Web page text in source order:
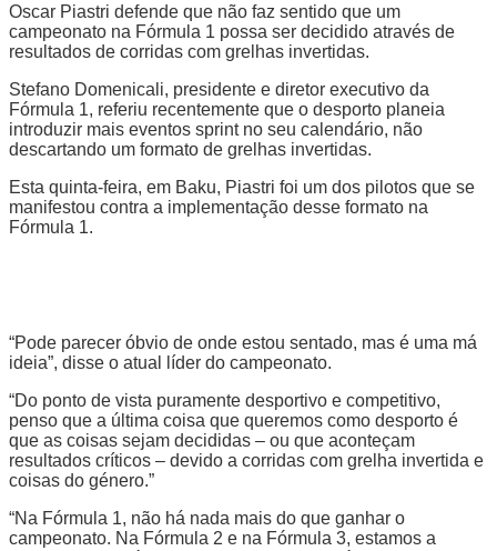
Oscar Piastri defende que não faz sentido que um
campeonato na Fórmula 1 possa ser decidido através de
resultados de corridas com grelhas invertidas.
Stefano Domenicali, presidente e diretor executivo da
Fórmula 1, referiu recentemente que o desporto planeia
introduzir mais eventos sprint no seu calendário, não
descartando um formato de grelhas invertidas.
Esta quinta-feira, em Baku, Piastri foi um dos pilotos que se
manifestou contra a implementação desse formato na
Fórmula 1.
“Pode parecer óbvio de onde estou sentado, mas é uma má
ideia”, disse o atual líder do campeonato.
“Do ponto de vista puramente desportivo e competitivo,
penso que a última coisa que queremos como desporto é
que as coisas sejam decididas – ou que aconteçam
resultados críticos – devido a corridas com grelha invertida e
coisas do género.”
“Na Fórmula 1, não há nada mais do que ganhar o
campeonato. Na Fórmula 2 e na Fórmula 3, estamos a